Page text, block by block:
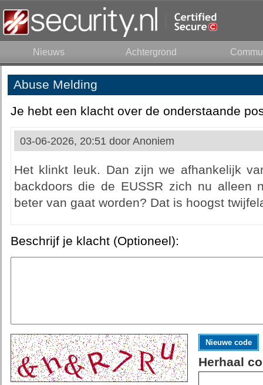
Nieuws Achtergrond
Abuse Melding
Je hebt een klacht over de onderstaande
03-06-2026, 20:51 door Anoniem
Het klinkt leuk. Dan zijn we afhankelijk
backdoors die de EUSSR zich nu alleen
beter van gaat worden? Dat is hoogst
Beschrijf je klacht (Optioneel):
Nieuwe code
Herhaal